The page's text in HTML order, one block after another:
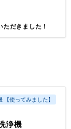
だきました！
【使ってみました】
浄機